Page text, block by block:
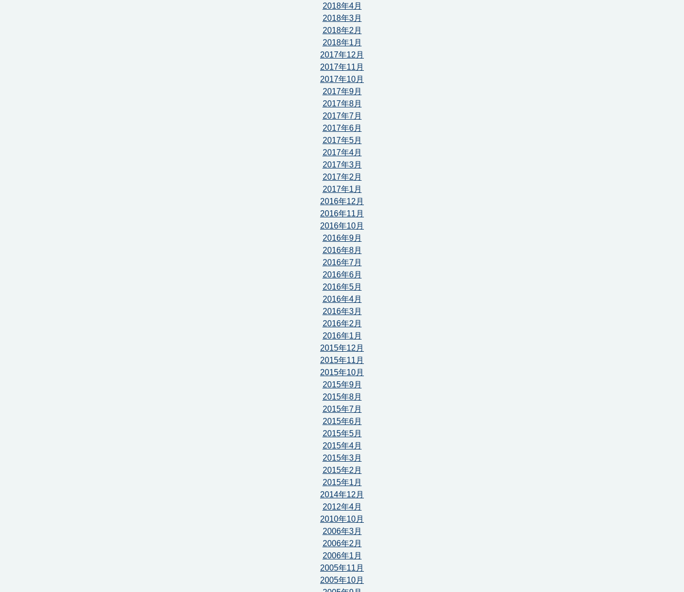
2018年4月
2018年3月
2018年2月
2018年1月
2017年12月
2017年11月
2017年10月
2017年9月
2017年8月
2017年7月
2017年6月
2017年5月
2017年4月
2017年3月
2017年2月
2017年1月
2016年12月
2016年11月
2016年10月
2016年9月
2016年8月
2016年7月
2016年6月
2016年5月
2016年4月
2016年3月
2016年2月
2016年1月
2015年12月
2015年11月
2015年10月
2015年9月
2015年8月
2015年7月
2015年6月
2015年5月
2015年4月
2015年3月
2015年2月
2015年1月
2014年12月
2012年4月
2010年10月
2006年3月
2006年2月
2006年1月
2005年11月
2005年10月